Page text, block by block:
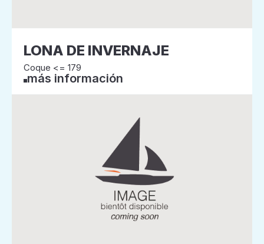
LONA DE INVERNAJE
Coque <= 179
más información